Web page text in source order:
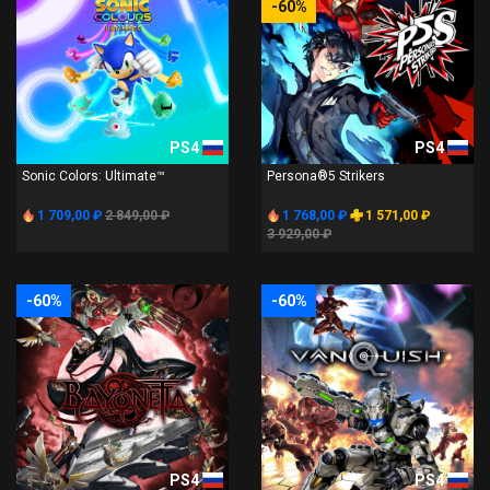
PS4
Sonic Colors: Ultimate™
1 709,00 ₽ 2 849,00 ₽
-60%
PS4
Persona®5 Strikers
1 768,00 ₽
1 571,00 ₽
3 929,00 ₽
-60%
PS4
-60%
PS4